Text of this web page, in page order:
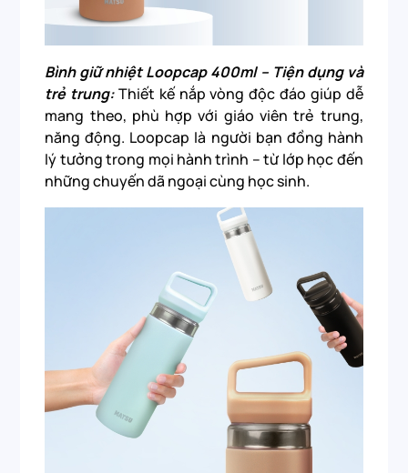
Bình giữ nhiệt Loopcap 400ml – Tiện dụng và
trẻ trung:Thiết kế nắp vòng độc đáo giúp dễ
mang theo, phù hợp với giáo viên trẻ trung,
năng động. Loopcap là người bạn đồng hành
lý tưởng trong mọi hành trình – từ lớp học đến
những chuyến dã ngoại cùng học sinh.